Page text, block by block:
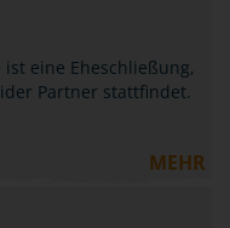
eine Eheschließung,
Partner stattfindet.
MEHR